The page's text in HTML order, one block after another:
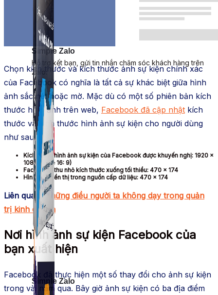
Simple Zalo
Hỗ trợ kết bạn, gửi tin nhắn chăm sóc khách hàng trên
Zalo.
Simple Zalo
Chọn kích thước và kích thước ảnh sự kiện chính xác
của Facebook có nghĩa là tất cả sự khác biệt giữa hình
ảnh sắc nét hoặc mờ. Mặc dù có một số phiên bản kích
thước hình ảnh trên web, Facebook đã cập nhật kích
thước và kích thước hình ảnh sự kiện cho người dùng
như sau:
Kích thước hình ảnh sự kiện của Facebook được khuyến nghị: 1920 x
1080 (Tỷ lệ 16: 9)
Facebook thu nhỏ kích thước xuống tối thiểu: 470 × 174
Hình ảnh hiển thị trong nguồn cấp dữ liệu: 470 x 174
Liên quan:Những điều người ta không dạy trong quản
trị kinh doanh
Nơi hình ảnh sự kiện Facebook của
bạn xuất hiện
Facebook đã thực hiện một số thay đổi cho ảnh sự kiện
trong vài năm qua. Bây giờ ảnh sự kiện có ba địa điểm